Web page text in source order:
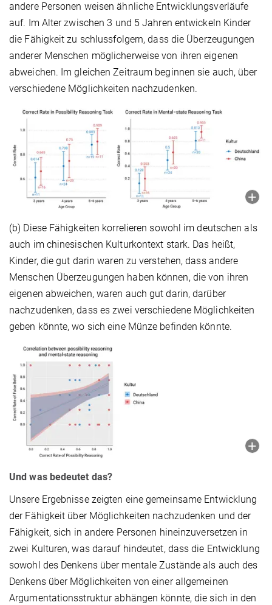
andere Personen weisen ähnliche Entwicklungsverläufe
auf. Im Alter zwischen 3 und 5 Jahren entwickeln Kinder
die Fähigkeit zu schlussfolgern, dass die Überzeugungen
anderer Menschen möglicherweise von ihren eigenen
abweichen. Im gleichen Zeitraum beginnen sie auch, über
verschiedene Möglichkeiten nachzudenken.
(b) Diese Fähigkeiten korrelieren sowohl im deutschen als
auch im chinesischen Kulturkontext stark. Das heißt,
Kinder, die gut darin waren zu verstehen, dass andere
Menschen Überzeugungen haben können, die von ihren
eigenen abweichen, waren auch gut darin, darüber
nachzudenken, dass es zwei verschiedene Möglichkeiten
geben könnte, wo sich eine Münze befinden könnte.
Und was bedeutet das?
Unsere Ergebnisse zeigten eine gemeinsame Entwicklung
der Fähigkeit über Möglichkeiten nachzudenken und der
Fähigkeit, sich in andere Personen hineinzuversetzen in
zwei Kulturen, was darauf hindeutet, dass die Entwicklung
sowohl des Denkens über mentale Zustände als auch des
Denkens über Möglichkeiten von einer allgemeinen
Argumentationsstruktur abhängen könnte, die sich in den